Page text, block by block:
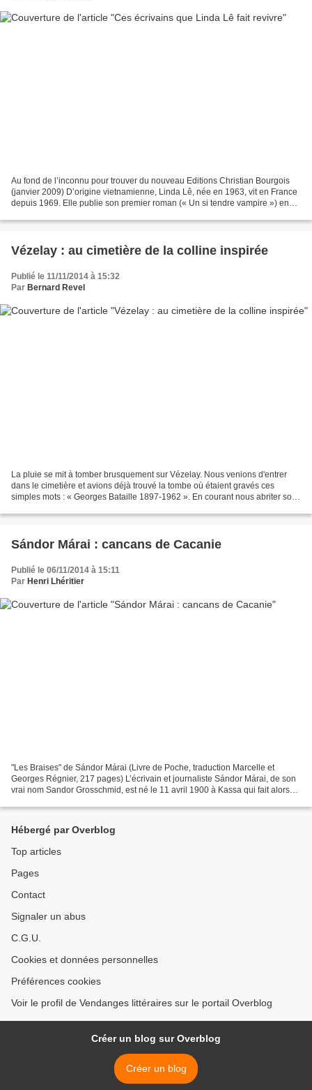
Au fond de l’inconnu pour trouver du nouveau Editions Christian Bourgois
(janvier 2009) D’origine vietnamienne, Linda Lê, née en 1963, vit en France
depuis 1969. Elle publie son premier roman (« Un si tendre vampire ») en
Vézelay : au cimetière de la colline inspirée
Publié le 11/11/2014 à 15:32
Par Bernard Revel
La pluie se mit à tomber brusquement sur Vézelay. Nous venions d'entrer
dans le cimetière et avions déjà trouvé la tombe où étaient gravés ces
simples mots : « Georges Bataille 1897-1962 ». En courant nous abriter sous
Sándor Márai : cancans de Cacanie
Publié le 06/11/2014 à 15:11
Par Henri Lhéritier
"Les Braises" de Sándor Márai (Livre de Poche, traduction Marcelle et
Georges Régnier, 217 pages) L’écrivain et journaliste Sándor Márai, de son
vrai nom Sandor Grosschmid, est né le 11 avril 1900 à Kassa qui fait alors
Hébergé par Overblog
Top articles
Pages
Contact
Signaler un abus
C.G.U.
Cookies et données personnelles
Préférences cookies
Voir le profil de Vendanges littéraires sur le portail Overblog
Créer un blog sur Overblog
Créer un blog